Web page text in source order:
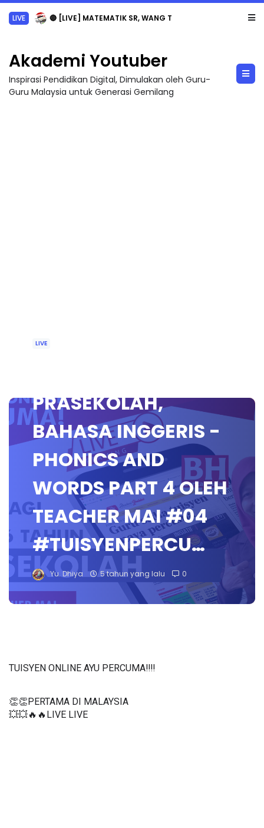
LIVE 🔴 [LIVE] MATEMATIK SR, WANG TAHUN 6 OLEH CIKGU ANITA #ALLINONE #141 #...
Akademi Youtuber
Inspirasi Pendidikan Digital, Dimulakan oleh Guru-
Guru Malaysia untuk Generasi Gemilang
LIVE
PRASEKOLAH,
BAHASA INGGERIS -
PHONICS AND
WORDS PART 4 OLEH
TEACHER MAI #04
#TUISYENPERCU…
Yu. Dhiya 5 tahun yang lalu 0
TUISYEN ONLINE AYU PERCUMA‼️‼️
👏👏PERTAMA DI MALAYSIA
💥💥🔥🔥LIVE LIVE